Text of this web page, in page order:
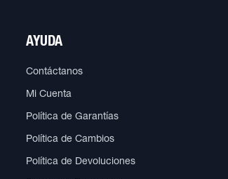
AYUDA
Contáctanos
Mi Cuenta
Política de Garantías
Política de Cambios
Política de Devoluciones